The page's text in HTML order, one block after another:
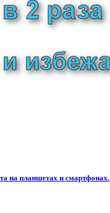
на планшетах и смартфонах.